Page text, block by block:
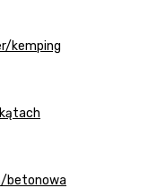
kemping
betonowa